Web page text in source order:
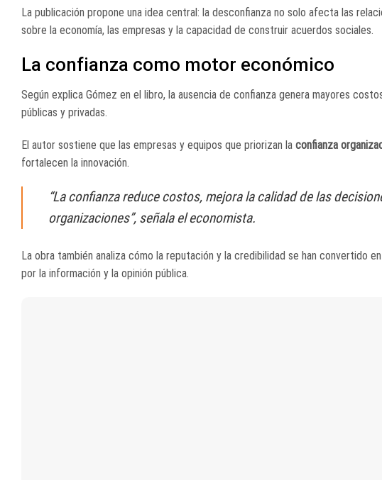
La publicación propone una idea central: la desconfianza no solo afecta las
sobre la economía, las empresas y la capacidad de construir acuerdos sociales.
La confianza como motor económico
Según explica Gómez en el libro, la ausencia de confianza genera mayores
públicas y privadas.
El autor sostiene que las empresas y equipos que priorizan la confianza
fortalecen la innovación.
“La confianza reduce costos, mejora la calidad de las
organizaciones”, señala el economista.
La obra también analiza cómo la reputación y la credibilidad se han convertido
por la información y la opinión pública.